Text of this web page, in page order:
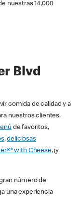
nuestras 14,000
Blvd
comida de calidad y a
nuestros clientes.
de favoritos,
,deliciosas
with Cheese, ¡y
número de
una experiencia